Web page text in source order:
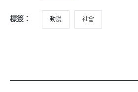
標簽： 動漫 社會